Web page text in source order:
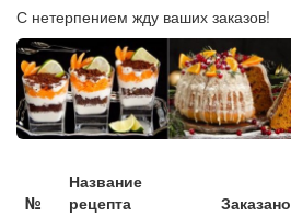
С нетерпением жду ваших заказов!
№
Название
рецепта
Заказано